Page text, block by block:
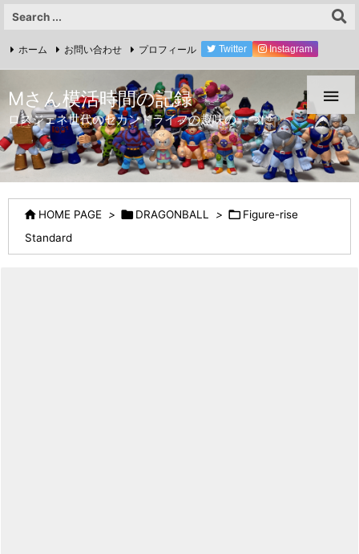

ホーム お問い合わせ プロフィール Twitter Instagram
Mさん模活時間の記録
ロスジェネ世代のセカンドライフの趣味の一つに
 HOME PAGE > DRAGONBALL > Figure-rise
Standard